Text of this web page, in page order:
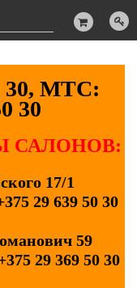
30, МТС:
30
САЛОНОВ:
17/1
29 639 50 30
59
29 369 50 30